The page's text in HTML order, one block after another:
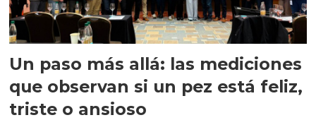
Un paso más allá: las mediciones
que observan si un pez está feliz,
triste o ansioso